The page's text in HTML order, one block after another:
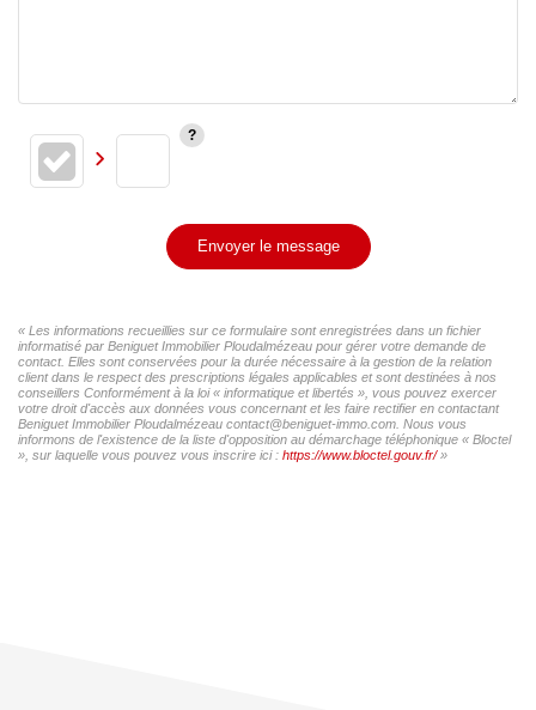
Envoyer le message
« Les informations recueillies sur ce formulaire sont enregistrées dans un fichier
informatisé par Beniguet Immobilier Ploudalmézeau pour gérer votre demande de
contact. Elles sont conservées pour la durée nécessaire à la gestion de la relation
client dans le respect des prescriptions légales applicables et sont destinées à nos
conseillers Conformément à la loi « informatique et libertés », vous pouvez exercer
votre droit d'accès aux données vous concernant et les faire rectifier en contactant
Beniguet Immobilier Ploudalmézeau contact@beniguet-immo.com. Nous vous
informons de l'existence de la liste d'opposition au démarchage téléphonique « Bloctel
», sur laquelle vous pouvez vous inscrire ici : https://www.bloctel.gouv.fr/»